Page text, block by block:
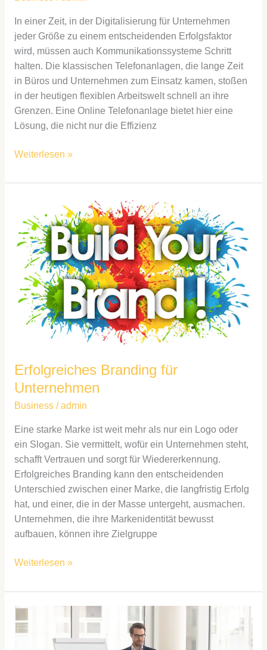
In einer Zeit, in der Digitalisierung für Unternehmen
jeder Größe zu einem entscheidenden Erfolgsfaktor
wird, müssen auch Kommunikationssysteme Schritt
halten. Die klassischen Telefonanlagen, die lange Zeit
in Büros und Unternehmen zum Einsatz kamen, stoßen
in der heutigen flexiblen Arbeitswelt schnell an ihre
Grenzen. Eine Online Telefonanlage bietet hier eine
Lösung, die nicht nur die Effizienz
Weiterlesen »
Erfolgreiches Branding für
Unternehmen
Business/admin
Eine starke Marke ist weit mehr als nur ein Logo oder
ein Slogan. Sie vermittelt, wofür ein Unternehmen steht,
schafft Vertrauen und sorgt für Wiedererkennung.
Erfolgreiches Branding kann den entscheidenden
Unterschied zwischen einer Marke, die langfristig Erfolg
hat, und einer, die in der Masse untergeht, ausmachen.
Unternehmen, die ihre Markenidentität bewusst
aufbauen, können ihre Zielgruppe
Erfolgreiches
Branding
für
Unternehmen
Weiterlesen »